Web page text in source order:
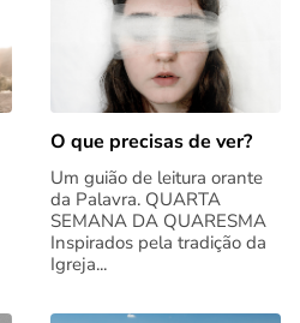
O que precisas de ver?
Um guião de leitura orante
da Palavra. QUARTA
SEMANA DA QUARESMA
Inspirados pela tradição da
Igreja...